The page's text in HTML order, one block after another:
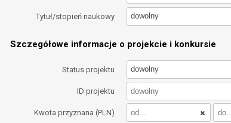
Tytuł/stopień naukowy dowolny
Szczegółowe informacje o projekcie i konkursie
Status projektu dowolny
ID projektu
Kwota przyznana (PLN)